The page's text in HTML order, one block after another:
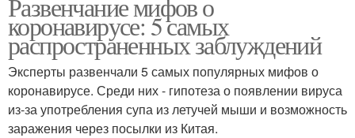
коронавирусе: 5 самых
распространенных заблуждений
Эксперты развенчали 5 самых популярных мифов о
коронавирусе. Среди них - гипотеза о появлении вируса
из-за употребления супа из летучей мыши и возможность
заражения через посылки из Китая.